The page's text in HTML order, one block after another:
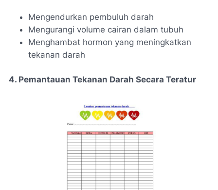
Mengendurkan pembuluh darah
Mengurangi volume cairan dalam tubuh
Menghambat hormon yang meningkatkan
tekanan darah
4. Pemantauan Tekanan Darah Secara Teratur